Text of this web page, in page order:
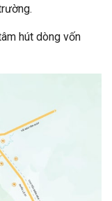
hút dòng vốn